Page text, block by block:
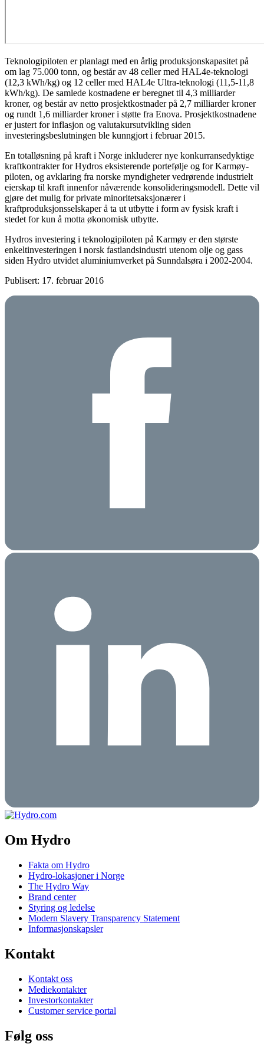
Teknologipiloten er planlagt med en årlig produksjonskapasitet på
om lag 75.000 tonn, og består av 48 celler med HAL4e-teknologi
(12,3 kWh/kg) og 12 celler med HAL4e Ultra-teknologi (11,5-11,8
kWh/kg). De samlede kostnadene er beregnet til 4,3 milliarder
kroner, og består av netto prosjektkostnader på 2,7 milliarder kroner
og rundt 1,6 milliarder kroner i støtte fra Enova. Prosjektkostnadene
er justert for inflasjon og valutakursutvikling siden
investeringsbeslutningen ble kunngjort i februar 2015.
En totalløsning på kraft i Norge inkluderer nye konkurransedyktige
kraftkontrakter for Hydros eksisterende portefølje og for Karmøy-
piloten, og avklaring fra norske myndigheter vedrørende industrielt
eierskap til kraft innenfor nåværende konsolideringsmodell. Dette vil
gjøre det mulig for private minoritetsaksjonærer i
kraftproduksjonsselskaper å ta ut utbytte i form av fysisk kraft i
stedet for kun å motta økonomisk utbytte.
Hydros investering i teknologipiloten på Karmøy er den største
enkeltinvesteringen i norsk fastlandsindustri utenom olje og gass
siden Hydro utvidet aluminiumverket på Sunndalsøra i 2002-2004.
Publisert: 17. februar 2016
Om Hydro
Fakta om Hydro
Hydro-lokasjoner i Norge
The Hydro Way
Brand center
Styring og ledelse
Modern Slavery Transparency Statement
Informasjonskapsler
Kontakt
Kontakt oss
Mediekontakter
Investorkontakter
Customer service portal
Følg oss